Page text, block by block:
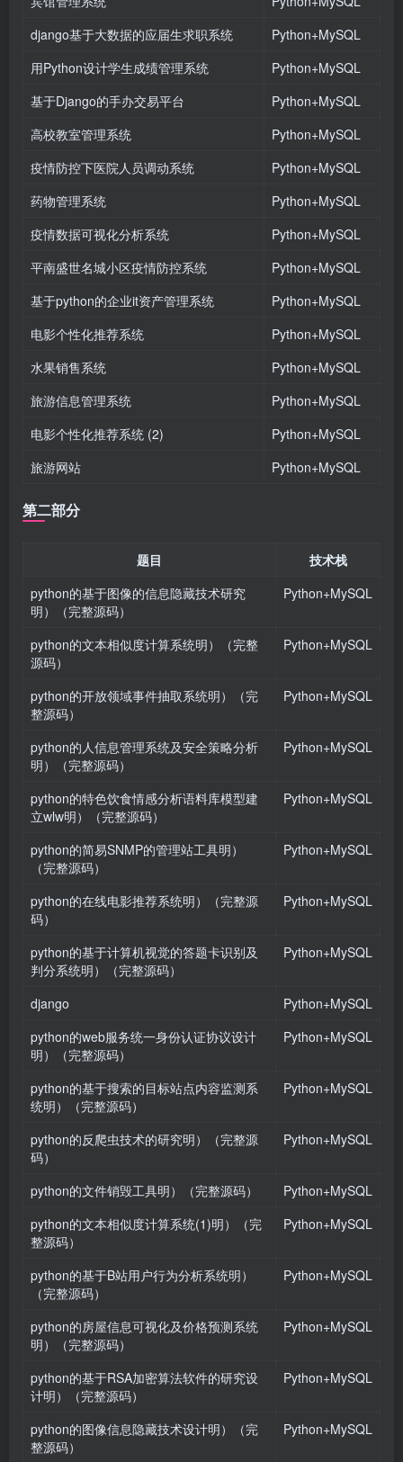
django基于大数据的应届生求职系统
Python+MySQL
用Python设计学生成绩管理系统
Python+MySQL
基于Django的手办交易平台
Python+MySQL
高校教室管理系统
Python+MySQL
疫情防控下医院人员调动系统
Python+MySQL
药物管理系统
Python+MySQL
疫情数据可视化分析系统
Python+MySQL
平南盛世名城小区疫情防控系统
Python+MySQL
基于python的企业it资产管理系统
Python+MySQL
电影个性化推荐系统
Python+MySQL
水果销售系统
Python+MySQL
旅游信息管理系统
Python+MySQL
电影个性化推荐系统 (2)
Python+MySQL
旅游网站
Python+MySQL
第二部分
题目
技术栈
python的基于图像的信息隐藏技术研究
明）（完整源码）
Python+MySQL
python的文本相似度计算系统明）（完整
源码）
Python+MySQL
python的开放领域事件抽取系统明）（完
整源码）
Python+MySQL
python的人信息管理系统及安全策略分析
明）（完整源码）
Python+MySQL
python的特色饮食情感分析语料库模型建
立wlw明）（完整源码）
Python+MySQL
python的简易SNMP的管理站工具明）
（完整源码）
Python+MySQL
python的在线电影推荐系统明）（完整源
码）
Python+MySQL
python的基于计算机视觉的答题卡识别及
判分系统明）（完整源码）
Python+MySQL
django
Python+MySQL
python的web服务统一身份认证协议设计
明）（完整源码）
Python+MySQL
python的基于搜索的目标站点内容监测系
统明）（完整源码）
Python+MySQL
python的反爬虫技术的研究明）（完整源
码）
Python+MySQL
python的文件销毁工具明）（完整源码）
Python+MySQL
python的文本相似度计算系统(1)明）（完
整源码）
Python+MySQL
python的基于B站用户行为分析系统明）
（完整源码）
Python+MySQL
python的房屋信息可视化及价格预测系统
明）（完整源码）
Python+MySQL
python的基于RSA加密算法软件的研究设
计明）（完整源码）
Python+MySQL
python的图像信息隐藏技术设计明）（完
整源码）
Python+MySQL